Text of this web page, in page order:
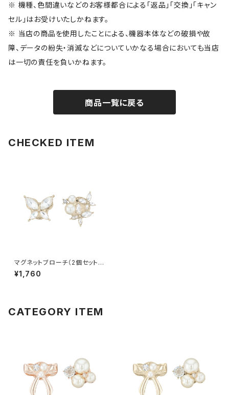
※ 機種、色間違いなどのお客様都合による「返品」「交換」「キャン
セル」はお受けいたしかねます。
※ 当店の商品を使用したことによる、機器本体などの破損や故
障、データの紛失・消滅などについていかなる場合においても当店
は一切の責任を負いかねます。
商品一覧に戻る
CHECKED ITEM
マグネットブローチ（2個セット）
バタフライ APB0026-CP（シャ
ンパンゴールド）
¥1,760
CATEGORY ITEM